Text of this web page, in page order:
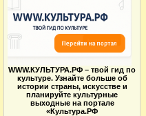
WWW.КУЛЬТУРА.РФ – твой гид по
культуре. Узнайте больше об
истории страны, искусстве и
планируйте культурные
выходные на портале
«Культура.РФ